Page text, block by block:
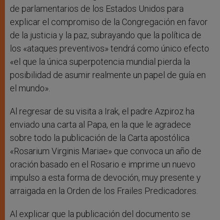
de parlamentarios de los Estados Unidos para
explicar el compromiso de la Congregación en favor
de la justicia y la paz, subrayando que la política de
los «ataques preventivos» tendrá como único efecto
«el que la única superpotencia mundial pierda la
posibilidad de asumir realmente un papel de guía en
el mundo».
Al regresar de su visita a Irak, el padre Azpiroz ha
enviado una carta al Papa, en la que le agradece
sobre todo la publicación de la Carta apostólica
«Rosarium Virginis Mariae» que convoca un año de
oración basado en el Rosario e imprime un nuevo
impulso a esta forma de devoción, muy presente y
arraigada en la Orden de los Frailes Predicadores.
Al explicar que la publicación del documento se